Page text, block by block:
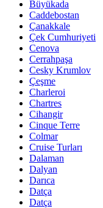
Büyükada
Caddebostan
Çanakkale
Çek Cumhuriyeti
Cenova
Cerrahpaşa
Cesky Krumlov
Çeşme
Charleroi
Chartres
Cihangir
Cinque Terre
Colmar
Cruise Turları
Dalaman
Dalyan
Darıca
Datça
Datça